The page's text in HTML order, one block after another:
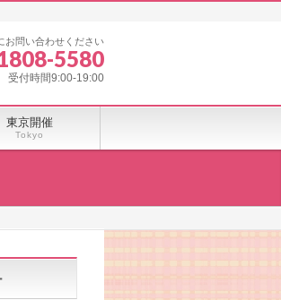
お問い合わせください
5580
受付時間9:00-19:00
東京開催
Tokyo